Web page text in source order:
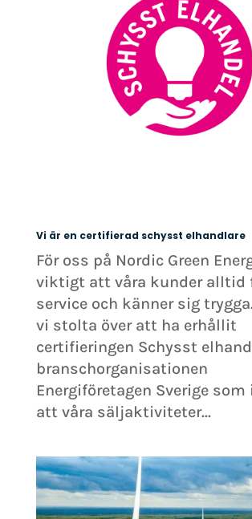
Vi är en certifierad schysst elhandlare
För oss på Nordic Green
viktigt att våra kunder alltid
service och känner sig
vi stolta över att ha erhållit
certifieringen Schysst
branschorganisationen
Energiföretagen Sverige som
att våra säljaktiviteter...